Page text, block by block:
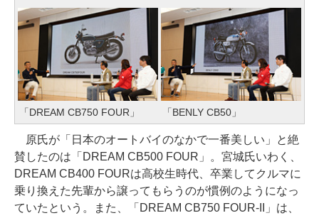
「DREAM CB750 FOUR」 「BENLY CB50」
原氏が「日本のオートバイのなかで一番美しい」と絶
賛したのは「DREAM CB500 FOUR」。宮城氏いわく、
DREAM CB400 FOURは高校生時代、卒業してクルマに
乗り換えた先輩から譲ってもらうのが慣例のようになっ
ていたという。また、「DREAM CB750 FOUR-II」は、